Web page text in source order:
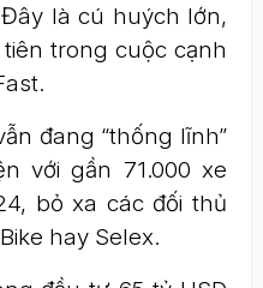
là cú huých lớn,
trong cuộc cạnh
đang “thống lĩnh”
với gần 71.000 xe
bỏ xa các đối thủ
hay Selex.